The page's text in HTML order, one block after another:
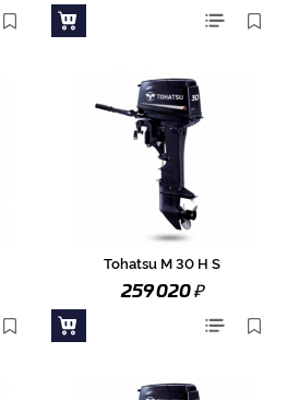
Tohatsu M 30 H S
259 020₽